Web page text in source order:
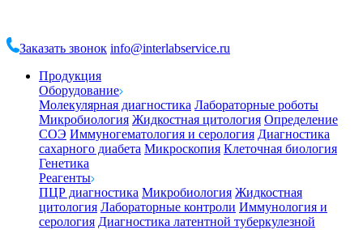
Заказать звонок info@interlabservice.ru
Продукция
Оборудование
Молекулярная диагностика Лабораторные роботы
Микробиология Жидкостная цитология Определение
СОЭ Иммуногематология и серология Диагностика
сахарного диабета Микроскопия Клеточная биология
Генетика
Реагенты
ПЦР диагностика Микробиология Жидкостная
цитология Лабораторные контроли Иммунология и
серология Диагностика латентной туберкулезной